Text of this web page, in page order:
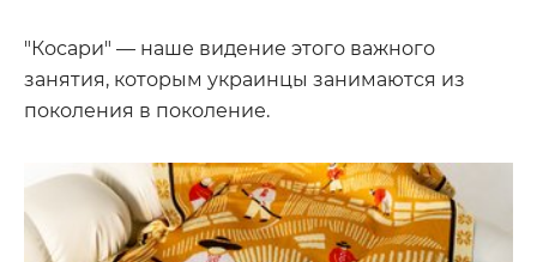
"Косари" — наше видение этого важного
занятия, которым украинцы занимаются из
поколения в поколение.